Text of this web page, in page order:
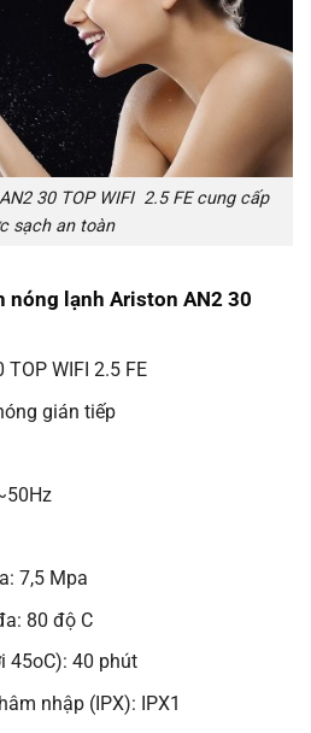
30 TOP WIFI 2.5 FE cung cấp
sạch an toàn
nóng lạnh Ariston AN2 30
WIFI 2.5 FE
gián tiếp
7,5 Mpa
80 độ C
45oC): 40 phút
nhập (IPX): IPX1